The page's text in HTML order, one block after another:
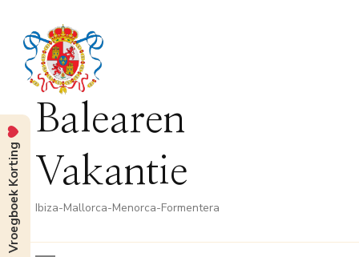
Balearen
Vakantie
Ibiza-Mallorca-Menorca-Formentera
Vroegboek Korting